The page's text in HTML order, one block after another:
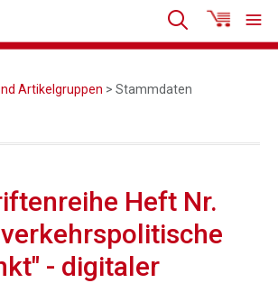
Artikelgruppen > Stammdaten
Heft Nr.
- digitaler